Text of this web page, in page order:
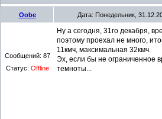
Oobe Дата: Понедельник,
Сообщений: 87
Статус: Offline
Ну а сегодня, 31го декабря,
поэтому проехал не много,
11кмч, максимальная 32кмч.
Эх, если бы не ограниченное
темноты...